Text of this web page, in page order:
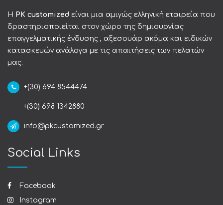
Η PK customized είναι μια αμιγώς ελληνική εταιρεία που
δραστηριοποιείται στον χώρο της δημιουργίας
επαγγελματικής ένδυσης , αξεσουάρ ακόμα και ειδικών
κατασκευών ανάλογα με τις απαιτήσεις των πελατών
μας.
+(30) 694 8544474
+(30) 698 1342880
info@pkcustomized.gr
Social Links
Facebook
Instagram